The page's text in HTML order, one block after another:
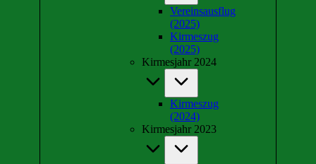
Vereinsausflug
(2025)
Kirmeszug
(2025)
Kirmesjahr 2024
Kirmeszug
(2024)
Kirmesjahr 2023